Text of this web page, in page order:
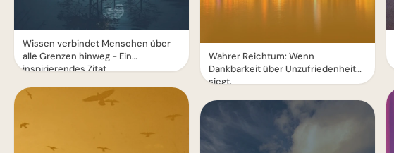
Wissen verbindet Menschen über
alle Grenzen hinweg - Ein
inspirierendes Zitat
Wahrer Reichtum: Wenn
Dankbarkeit über Unzufriedenheit
siegt.